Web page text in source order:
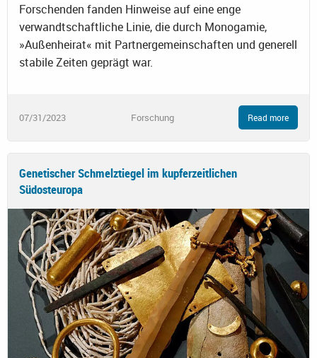
Forschenden fanden Hinweise auf eine enge
verwandtschaftliche Linie, die durch Monogamie,
»Außenheirat« mit Partnergemeinschaften und generell
stabile Zeiten geprägt war.
07/31/2023 Forschung Read more
Genetischer Schmelztiegel im kupferzeitlichen
Südosteuropa